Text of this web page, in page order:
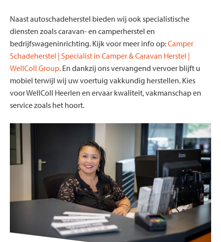
Naast autoschadeherstel bieden wij ook specialistische
diensten zoals caravan- en camperherstel en
bedrijfswageninrichting. Kijk voor meer info op:Camper
Schadeherstel | Specialist in Camper & Caravan Herstel |
WellColl Group. En dankzij ons vervangend vervoer blijft u
mobiel terwijl wij uw voertuig vakkundig herstellen. Kies
voor WellColl Heerlen en ervaar kwaliteit, vakmanschap en
service zoals het hoort.